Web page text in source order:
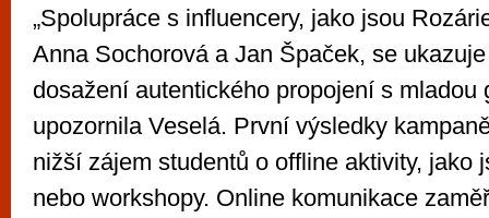
„Spolupráce s influencery, jako jsou
Anna Sochorová a Jan Špaček, se
dosažení autentického propojení s mladou
upozornila Veselá. První výsledky
nižší zájem studentů o offline aktivity, jako
nebo workshopy. Online komunikace